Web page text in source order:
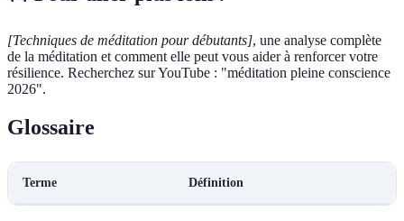
[Techniques de méditation pour débutants], une analyse complète
de la méditation et comment elle peut vous aider à renforcer votre
résilience. Recherchez sur YouTube : "méditation pleine conscience
2026".
Glossaire
Terme Définition